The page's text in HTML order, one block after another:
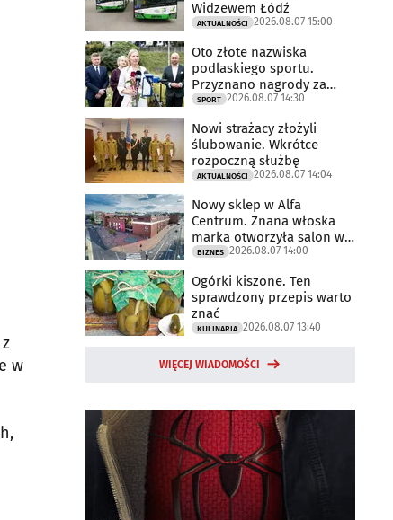
w
Widzewem Łódź
AKTUALNOŚCI 2026.08.07 15:00
Oto złote nazwiska
podlaskiego sportu.
Przyznano nagrody za
2025 rok
SPORT 2026.08.07 14:30
Nowi strażacy złożyli
ślubowanie. Wkrótce
rozpoczną służbę
AKTUALNOŚCI 2026.08.07 14:04
Nowy sklep w Alfa
Centrum. Znana włoska
marka otworzyła salon w
Białymstoku
BIZNES 2026.08.07 14:00
Ogórki kiszone. Ten
sprawdzony przepis warto
znać
KULINARIA 2026.08.07 13:40
WIĘCEJ WIADOMOŚCI